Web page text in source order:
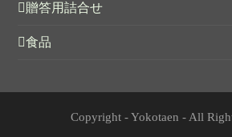
贈答用詰合せ
食品
Copyright - Yokotaen - All